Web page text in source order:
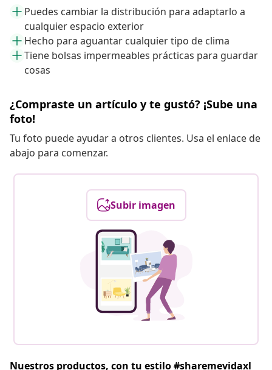
Puedes cambiar la distribución para adaptarlo a
cualquier espacio exterior
Hecho para aguantar cualquier tipo de clima
Tiene bolsas impermeables prácticas para guardar
cosas
¿Compraste un artículo y te gustó? ¡Sube una
foto!
Tu foto puede ayudar a otros clientes. Usa el enlace de
abajo para comenzar.
Subir imagen
Nuestros productos, con tu estilo #sharemevidaxl